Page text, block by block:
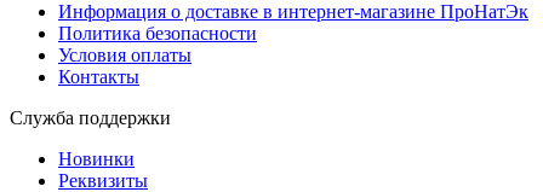
Информация о доставке в интернет-магазине ПроНатЭк
Политика безопасности
Условия оплаты
Контакты
Служба поддержки
Новинки
Реквизиты